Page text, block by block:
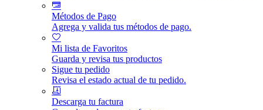
Métodos de Pago
Agrega y valida tus métodos de pago.
Mi lista de Favoritos
Guarda y revisa tus productos
Sigue tu pedido
Revisa el estado actual de tu pedido.
Descarga tu factura